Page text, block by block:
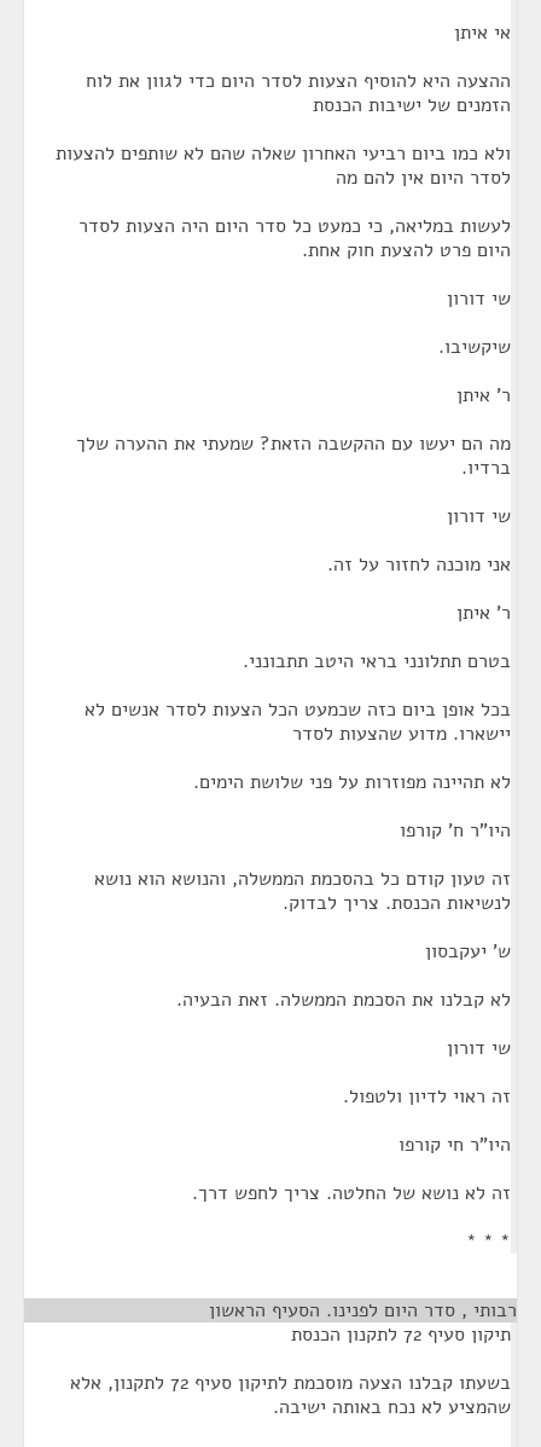
אי איתן
ההצעה היא להוסיף הצעות לסדר היום כדי לגוון את לוח
הזמנים של ישיבות הכנסת
ולא כמו ביום רביעי האחרון שאלה שהם לא שותפים להצעות
לסדר היום אין להם מה
לעשות במליאה, כי כמעט כל סדר היום היה הצעות לסדר
היום פרט להצעת חוק אחת.
שי דורון
שיקשיבו.
ר' איתן
מה הם יעשו עם ההקשבה הזאת? שמעתי את ההערה שלך
ברדיו.
שי דורון
אני מוכנה לחזור על זה.
ר' איתן
בטרם תתלונני בראי היטב תתבונני.
בכל אופן ביום כזה שכמעט הכל הצעות לסדר אנשים לא
יישארו. מדוע שהצעות לסדר
לא תהיינה מפוזרות על פני שלושת הימים.
היו"ר ח' קורפו
זה טעון קודם כל בהסכמת הממשלה, והנושא הוא נושא
לנשיאות הכנסת. צריך לבדוק.
ש' יעקבסון
לא קבלנו את הסכמת הממשלה. זאת הבעיה.
שי דורון
זה ראוי לדיון ולטפול.
היו"ר חי קורפו
זה לא נושא של החלטה. צריך לחפש דרך.
* * *
רבותי , סדר היום לפנינו. הסעיף הראשון
תיקון סעיף 72 לתקנון הכנסת
בשעתו קבלנו הצעה מוסכמת לתיקון סעיף 72 לתקנון, אלא
שהמציע לא נכח באותה ישיבה.